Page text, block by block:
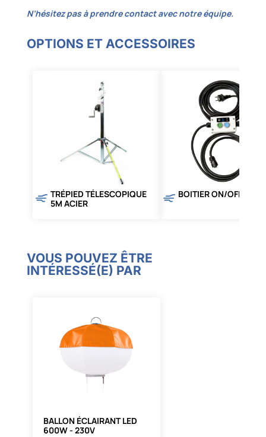
N’hésitez pas à prendre contact avec notre équipe.
OPTIONS ET ACCESSOIRES
TRÉPIED TÉLESCOPIQUE
5M ACIER
BOITIER ON/OFF/
VOUS POUVEZ ÊTRE
INTÉRESSÉ(E) PAR
BALLON ÉCLAIRANT LED
600W - 230V